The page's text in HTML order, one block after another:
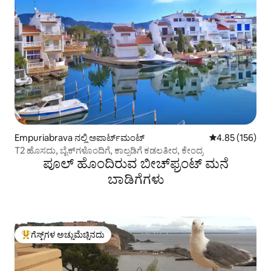
Empuriabrava ನಲ್ಲಿ ಅಪಾರ್ಟ್‌ಮಂಟ್ 5 ರಲ್ಲಿ 4.85
4.85 (156)
T2 ಹೊಸದು, ಬೈಕ್‌ಗಳೊಂದಿಗೆ, ಕಾಲ್ನಡಿಗೆ ಕಡಲತೀರ, ಕೇಂದ್ರ
ಪೂಲ್ ಹೊಂದಿರುವ ಬೀಚ್‌‌ಫ್ರಂಟ್ ಮನೆ
ಬಾಡಿಗೆಗಳು
ಗೆಸ್ಟ್‌ಗಳಿಗೆ ಅತಿ ಹೆಚ್ಚು ಅಚ್ಚುಮೆಚ್ಚಿನದು
ಗೆಸ್ಟ್‌ಗಳ ಅಚ್ಚುಮೆಚ್ಚಿನದು